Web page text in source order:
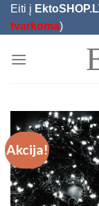
Skip
Eiti į
tvarkoma)
Akcija!